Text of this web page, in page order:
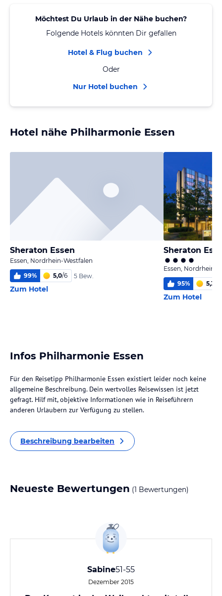
Möchtest Du Urlaub in der Nähe buchen?
Folgende Hotels könnten Dir gefallen
Hotel & Flug buchen
Oder
Nur Hotel buchen
Hotel nähe Philharmonie Essen
Sheraton Essen
Essen, Nordrhein-Westfalen
99% 5,0/6 5 Bew.
Zum Hotel
Sheraton
Essen, Nordrhein-
95% 5,3
Zum Hotel
Infos Philharmonie Essen
Für den Reisetipp Philharmonie Essen existiert leider noch keine
allgemeine Beschreibung. Dein wertvolles Reisewissen ist jetzt
gefragt. Hilf mit, objektive Informationen wie in Reiseführern
anderen Urlaubern zur Verfügung zu stellen.
Beschreibung bearbeiten
Neueste Bewertungen (1 Bewertungen)
Sabine51-55
Dezember 2015